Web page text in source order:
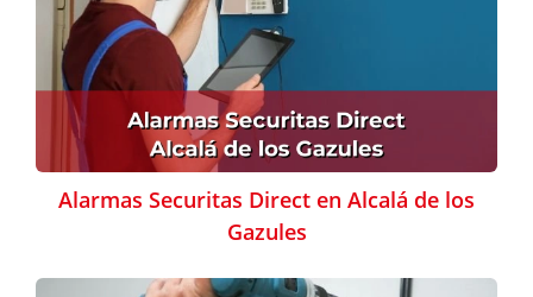
Alarmas Securitas Direct en Alcalá de los
Gazules